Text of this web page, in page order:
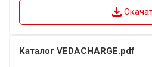
file_download
Каталог VEDACHARGE.pdf